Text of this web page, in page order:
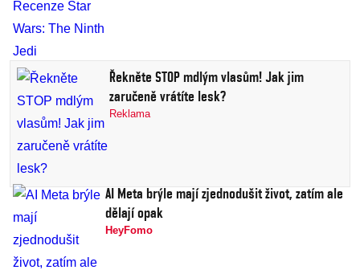
Řekněte STOP mdlým vlasům! Jak jim
zaručeně vrátíte lesk?
Reklama
AI Meta brýle mají zjednodušit život, zatím ale
dělají opak
HeyFomo